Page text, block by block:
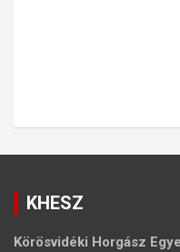
KHESZ
Körösvidéki Horgász